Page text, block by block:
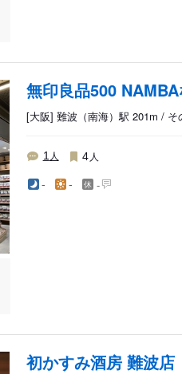
無印良品500
[大阪] 難波（南海）駅 201m / そ
1 人 4 人
- - -
初かすみ酒房 難波店